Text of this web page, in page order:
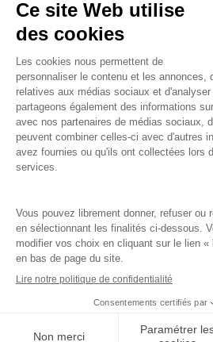
Famille Lafage
RGPD – Politique de
Réalisation par